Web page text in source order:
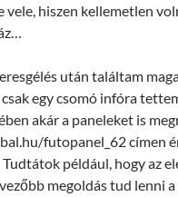
vele, hiszen kellemetlen
után találtam
egy csomó infóra
akár a paneleket is
futopanel_62 címen
például, hogy az
megoldás tud lenni